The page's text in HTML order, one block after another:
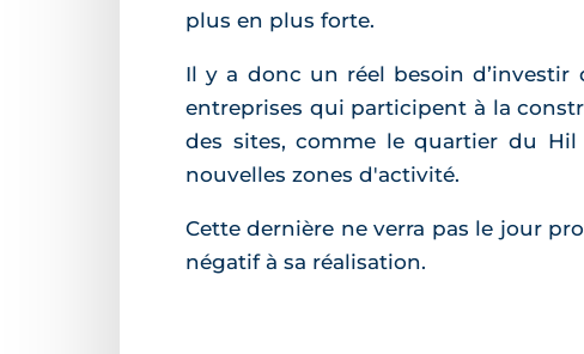
plus en plus forte.
Il y a donc un réel besoin
entreprises qui participent à la
des sites, comme le quartier du
nouvelles zones d'activité.
Cette dernière ne verra pas le jour
négatif à sa réalisation.